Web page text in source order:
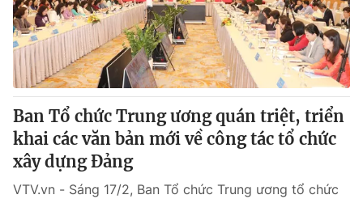
Ban Tổ chức Trung ương quán triệt, triển
khai các văn bản mới về công tác tổ chức
xây dựng Đảng
VTV.vn - Sáng 17/2, Ban Tổ chức Trung ương tổ chức